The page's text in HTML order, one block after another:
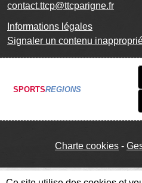
contact.ttcp@ttcparigne.fr
Informations légales
Signaler un contenu
SPORTSREGIONS
Charte cookies